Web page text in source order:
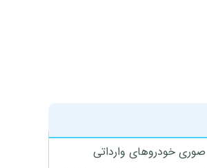
صوری خودروهای وارداتی